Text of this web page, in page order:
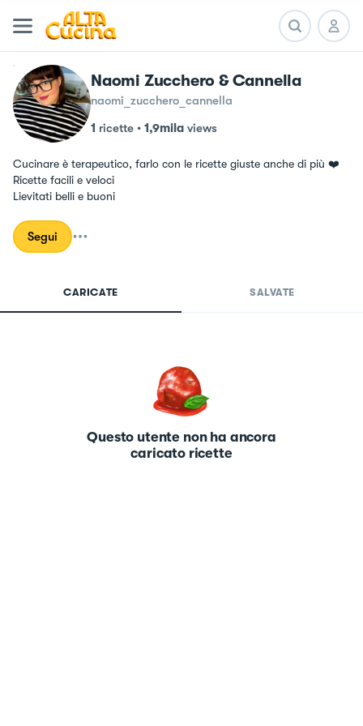
Naomi Zucchero & Cannella
naomi_zucchero_cannella
1 ricette • 1,9mila views
Cucinare è terapeutico, farlo con le ricette giuste anche di più ❤️
Ricette facili e veloci
Lievitati belli e buoni
Segui
CARICATE SALVATE
Questo utente non ha ancora
caricato ricette